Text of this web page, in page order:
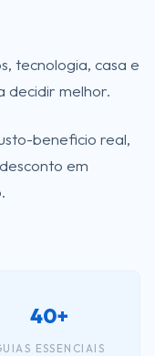
tecnologia, casa e
decidir melhor.
beneficio real,
em
40+
ESSENCIAIS